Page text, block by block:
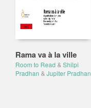
Rama va à la ville
Room to Read & Shilpi
Pradhan & Jupiter Pradhan